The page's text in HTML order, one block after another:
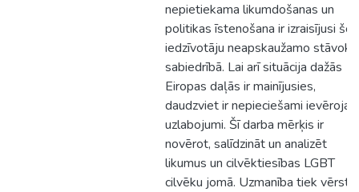
nepietiekama likumdošanas un
politikas īstenošana ir izraisījusi šo
iedzīvotāju neapskaužamo stāvokli
sabiedrībā. Lai arī situācija dažās
Eiropas daļās ir mainījusies,
daudzviet ir nepieciešami
uzlabojumi. Šī darba mērķis ir
novērot, salīdzināt un analizēt
likumus un cilvēktiesības LGBT
cilvēku jomā. Uzmanība tiek vērsta